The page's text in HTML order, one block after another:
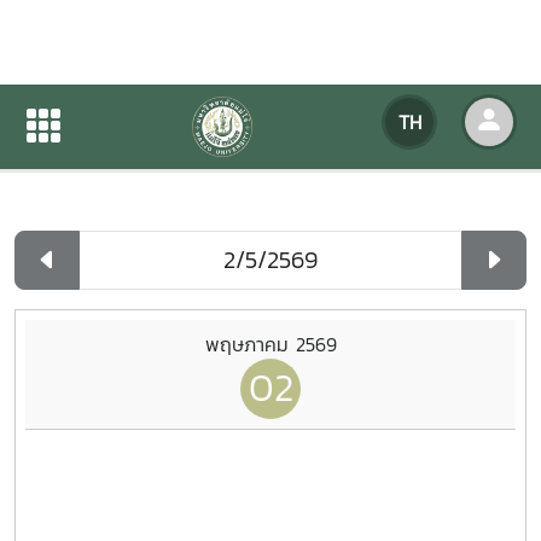
TH
ปฏิทินกิจกรรมของหน่วยงาน
ปฏิทินกิจกรรมของหน่วยงาน
พฤษภาคม 2569
02